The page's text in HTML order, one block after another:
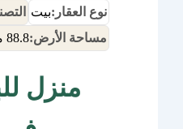
نوع العقار:بيت
مساحة الأرض:88.8 متر مربع